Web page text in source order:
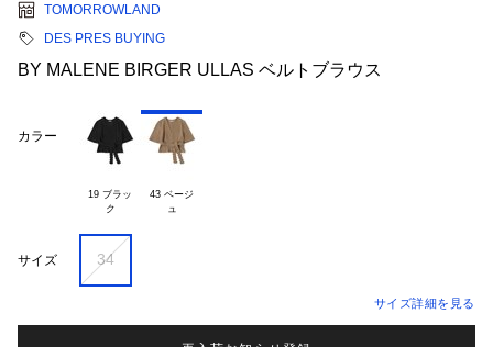
TOMORROWLAND
DES PRES BUYING
BY MALENE BIRGER ULLAS ベルトブラウス
カラー
19 ブラッ
43 ベージ
サイズ 34
サイズ詳細を見る